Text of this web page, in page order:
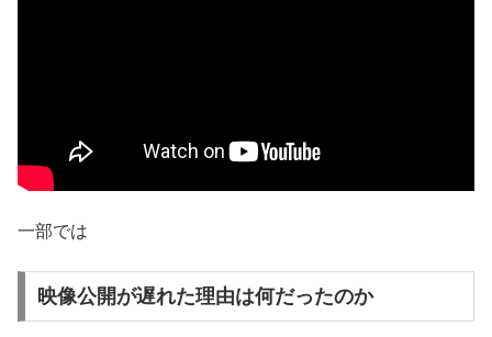
一部では
映像公開が遅れた理由は何だったのか